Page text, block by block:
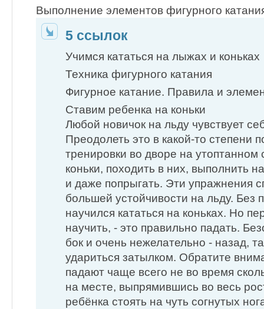
Выполнение элементов фигурного
5 ссылок
Учимся кататься на лыжах и коньках
Техника фигурного катания
Фигурное катание. Правила и
Ставим ребенка на коньки
Любой новичок на льду чувствует
Преодолеть это в какой-то степени
тренировки во дворе на утоптанном
коньки, походить в них, выполнить
и даже попрыгать. Эти упражнения
большей устойчивости на льду. Без
научился кататься на коньках. Но
научить, - это правильно падать.
бок и очень нежелательно - назад,
удариться затылком. Обратите
падают чаще всего не во время
на месте, выпрямившись во весь
ребёнка стоять на чуть согнутых